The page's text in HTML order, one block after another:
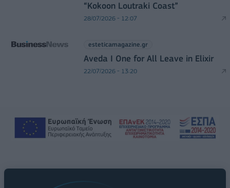
“Kokoon Loutraki Coast”
28/07/2026 - 12:07
esteticamagazine.gr
Aveda I One for All Leave in Elixir
22/07/2026 - 13:20